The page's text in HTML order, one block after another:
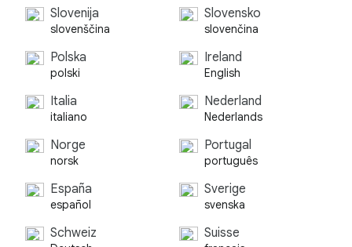
Slovenija
slovenščina
Slovensko
slovenčina
Polska
polski
Ireland
English
Italia
italiano
Nederland
Nederlands
Norge
norsk
Portugal
português
España
español
Sverige
svenska
Schweiz Suisse